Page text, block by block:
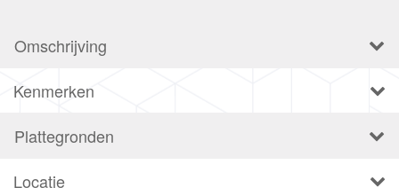
Omschrijving
Kenmerken
Plattegronden
Locatie